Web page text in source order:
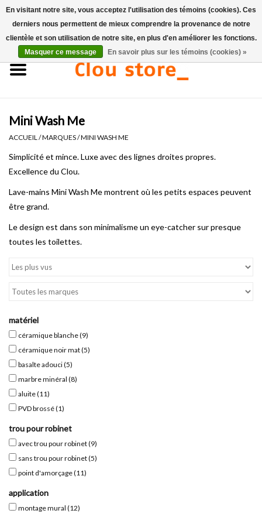
Accueil
Ensembles de lave-mains
Lave-mains
Toilettes
Miroirs
Accessoires de salle de bain
pièce de rechange
Marques
Mini Wash Me
ACCUEIL /MARQUES/MINI WASH ME
Simplicité et mince. Luxe avec des lignes droites propres.
Excellence du Clou.
Lave-mains Mini Wash Me montrent où les petits espaces peuvent
être grand.
Le design est dans son minimalisme un eye-catcher sur presque
toutes les toilettes.
matériel
céramique blanche(9)
céramique noir mat(5)
basalte adouci(5)
marbre minéral (8)
aluite(11)
PVD brossé(1)
trou pour robinet
avec trou pour robinet(9)
sans trou pour robinet(5)
point d'amorçage(11)
application
montage mural (12)
En visitant notre site, vous acceptez l'utilisation des témoins (cookies). Ces
derniers nous permettent de mieux comprendre la provenance de notre
clientèle et son utilisation de notre site, en plus d'en améliorer les fonctions.
Masquer ce message
En savoir plus sur les témoins (cookies) »